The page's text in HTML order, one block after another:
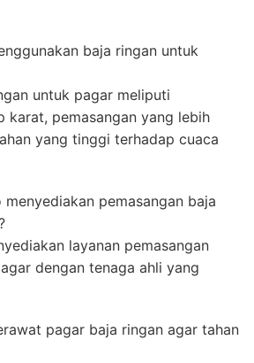
baja ringan untuk
untuk pagar meliputi
karat, pemasangan yang lebih
yang tinggi terhadap cuaca
pemasangan baja
layanan pemasangan
dengan tenaga ahli yang
pagar baja ringan agar tahan